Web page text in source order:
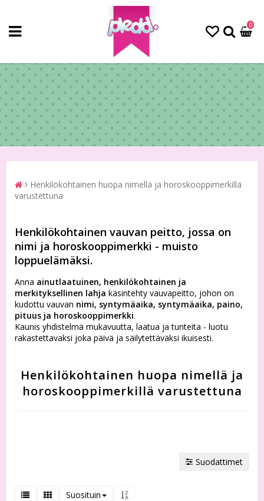
0
Henkilökohtainen huopa nimellä ja horoskooppimerkillä
varustettuna
Henkilökohtainen vauvan peitto, jossa on
nimi ja horoskooppimerkki - muisto
loppuelämäksi.
Anna ainutlaatuinen, henkilökohtainen ja
merkityksellinen lahja käsintehty vauvapeitto, johon on
kudottu vauvan nimi, syntymäaika, syntymäaika, paino,
pituus ja horoskooppimerkki.
Kaunis yhdistelmä mukavuutta, laatua ja tunteita - luotu
rakastettavaksi joka päivä ja säilytettäväksi ikuisesti.
Henkilökohtainen huopa nimellä ja
horoskooppimerkillä varustettuna
Suodattimet
Suosituin